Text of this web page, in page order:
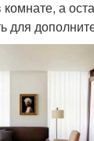
комнате, а
для